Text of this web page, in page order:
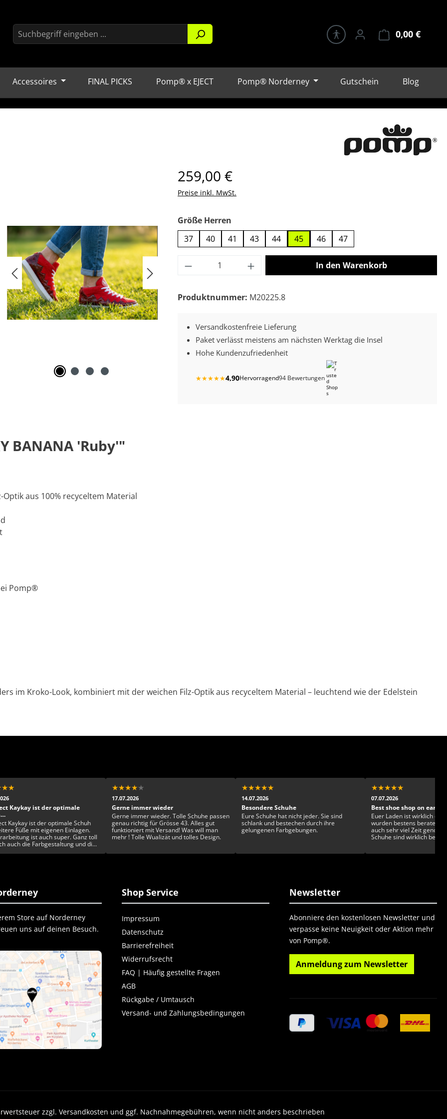
0,00 €
Accessoires FINAL PICKS Pomp® x EJECT Pomp® Norderney Gutschein Blog
Regulärer Preis:
259,00 €
Preise inkl. MwSt.
Größe Herren
37
40 41 43 44 45 46 47
Produkt Anzahl: Gib den gewünschten Wert
In den Warenkorb
Produktnummer: M20225.8
Versandkostenfreie Lieferung
Paket verlässt meistens am nächsten Werktag die Insel
Hohe Kundenzufriedenheit
★★★★★4,90Hervorragend94 Bewertungen
BANANA 'Ruby'"
aus 100% recyceltem Material
Pomp®
im Kroko-Look, kombiniert mit der weichen Filz-Optik aus recyceltem Material – leuchtend wie der Edelstein
★★
Kaykay ist der optimale
Kaykay ist der optimale Schuh
Füße mit eigenen Einlagen.
ist auch super. Ganz toll
auch die Farbgestaltung und die
★★★★★
17.07.2026
Gerne immer wieder
Gerne immer wieder. Tolle Schuhe passen
genau richtig für Grösse 43. Alles gut
funktioniert mit Versand! Was will man
mehr ! Tolle Wualizät und tolles Design.
★★★★★
14.07.2026
Besondere Schuhe
Eure Schuhe hat nicht jeder. Sie sind
schlank und bestechen durch ihre
gelungenen Farbgebungen.
★★★★★
07.07.2026
Best shoe shop on earth!
Euer Laden ist wirklich
wurden bestens beraten
auch sehr viel Zeit
Schuhe sind wirklich
Store auf Norderney
uns auf deinen Besuch.
Shop Service
Impressum
Datenschutz
Barrierefreiheit
Widerrufsrecht
FAQ | Häufig gestellte Fragen
AGB
Rückgabe / Umtausch
Versand- und Zahlungsbedingungen
Newsletter
Abonniere den kostenlosen Newsletter und
verpasse keine Neuigkeit oder Aktion mehr
von Pomp®.
Anmeldung zum Newsletter
zzgl. Versandkosten und ggf. Nachnahmegebühren, wenn nicht anders beschrieben